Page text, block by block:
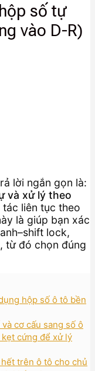
số tự
vào D-R)
lời ngắn gọn là:
và xử lý theo
liên tục theo
là giúp bạn xác
lock,
từ đó chọn đúng
hộp số ô tô bền
cơ cấu sang số ô
cứng để xử lý
trên ô tô cho chủ